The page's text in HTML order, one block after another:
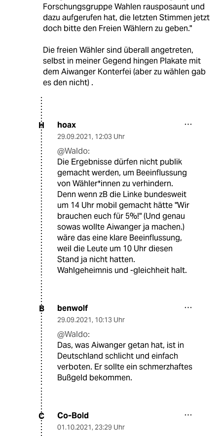
Forschungsgruppe Wahlen rausposaunt und
dazu aufgerufen hat, die letzten Stimmen jetzt
doch bitte den Freien Wählern zu geben."
Die freien Wähler sind überall angetreten,
selbst in meiner Gegend hingen Plakate mit
dem Aiwanger Konterfei (aber zu wählen gab
es den nicht) .
H hoax
29.09.2021, 12:03 Uhr
@Waldo:
Die Ergebnisse dürfen nicht publik
gemacht werden, um Beeinflussung
von Wähler*innen zu verhindern.
Denn wenn zB die Linke bundesweit
um 14 Uhr mobil gemacht hätte "Wir
brauchen euch für 5%!" (Und genau
sowas wollte Aiwanger ja machen.)
wäre das eine klare Beeinflussung,
weil die Leute um 10 Uhr diesen
Stand ja nicht hatten.
Wahlgeheimnis und -gleichheit halt.
B benwolf
29.09.2021, 10:13 Uhr
@Waldo:
Das, was Aiwanger getan hat, ist in
Deutschland schlicht und einfach
verboten. Er sollte ein schmerzhaftes
Bußgeld bekommen.
C Co-Bold
01.10.2021, 23:29 Uhr